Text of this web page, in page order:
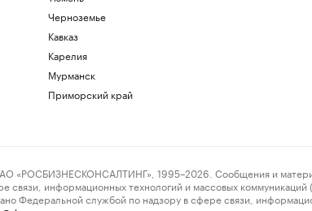
Черноземье
Кавказ
Карелия
Мурманск
Приморский край
1995–2026. Сообщения и
связи, информационных технологий и массовых
Федеральной службой по надзору в сфере связи,